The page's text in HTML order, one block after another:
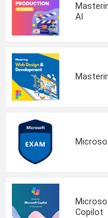
AI
Copilot